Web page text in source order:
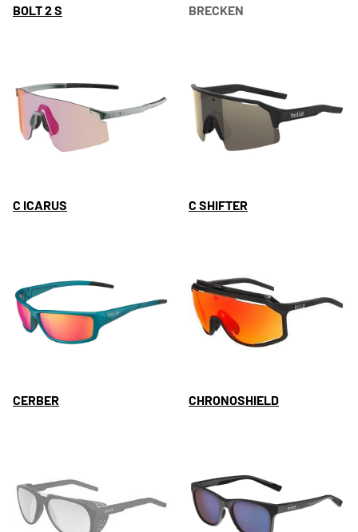
BOLT 2 S BRECKEN
C ICARUS C SHIFTER
CERBER CHRONOSHIELD